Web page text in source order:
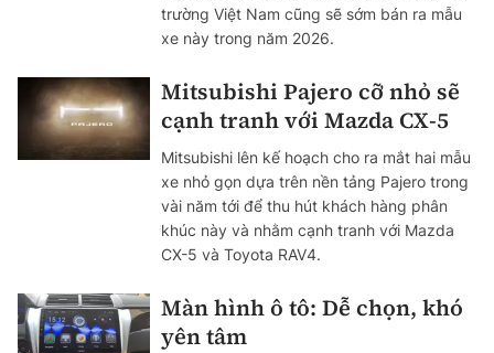
trường Việt Nam cũng sẽ sớm bán ra mẫu
xe này trong năm 2026.
Mitsubishi Pajero cỡ nhỏ sẽ
cạnh tranh với Mazda CX-5
Mitsubishi lên kế hoạch cho ra mắt hai mẫu
xe nhỏ gọn dựa trên nền tảng Pajero trong
vài năm tới để thu hút khách hàng phân
khúc này và nhằm cạnh tranh với Mazda
CX-5 và Toyota RAV4.
Màn hình ô tô: Dễ chọn, khó
yên tâm